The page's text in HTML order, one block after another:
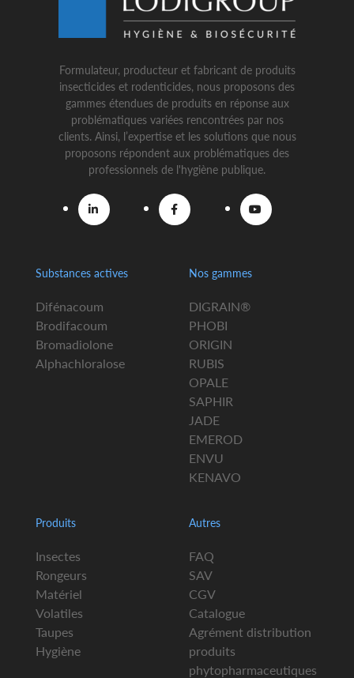
Formulateur, producteur et fabricant de produits
insecticides et rodenticides, nous proposons des
gammes étendues de produits en réponse aux
problématiques variées rencontrées par nos
clients. Ainsi, l’expertise et les solutions que nous
proposons répondent aux problématiques des
professionnels de l'hygiène publique.
Substances actives
Difénacoum
Brodifacoum
Bromadiolone
Alphachloralose
Nos gammes
DIGRAIN®
PHOBI
ORIGIN
RUBIS
OPALE
SAPHIR
JADE
EMEROD
ENVU
KENAVO
Produits
Insectes
Rongeurs
Matériel
Volatiles
Taupes
Hygiène
Autres
FAQ
SAV
CGV
Catalogue
Agrément distribution
produits
phytopharmaceutiques